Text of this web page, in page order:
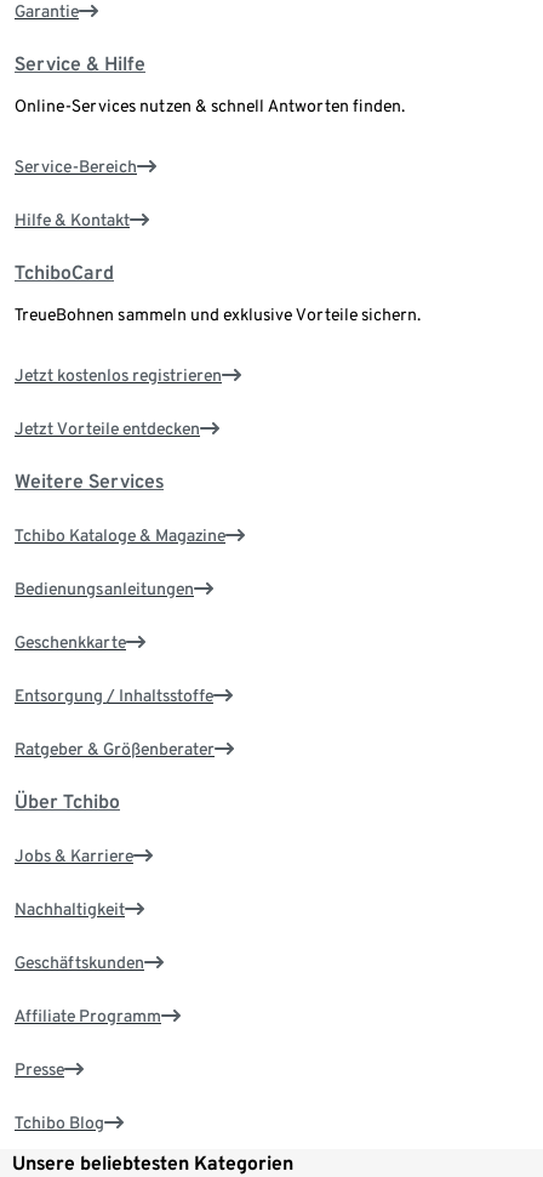
Garantie
Service & Hilfe
Online-Services nutzen & schnell Antworten finden.
Service-Bereich
Hilfe & Kontakt
TchiboCard
TreueBohnen sammeln und exklusive Vorteile sichern.
Jetzt kostenlos registrieren
Jetzt Vorteile entdecken
Weitere Services
Tchibo Kataloge & Magazine
Bedienungsanleitungen
Geschenkkarte
Entsorgung / Inhaltsstoffe
Ratgeber & Größenberater
Über Tchibo
Jobs & Karriere
Nachhaltigkeit
Geschäftskunden
Affiliate Programm
Presse
Tchibo Blog
Unsere beliebtesten Kategorien